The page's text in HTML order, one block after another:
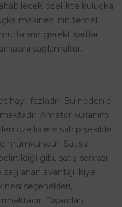
özellikte kuluçka
makinesi nin temel
gerekli şartlar
sağlamaktır.
hayli fazladır. Bu nedenle
Amatör kullanım
özelliklere sahip şekilde
mümkündür. Satışa
gibi, satış sonrası
sağlanan avantajı ikiye
seçenekleri,
Dışarıdan